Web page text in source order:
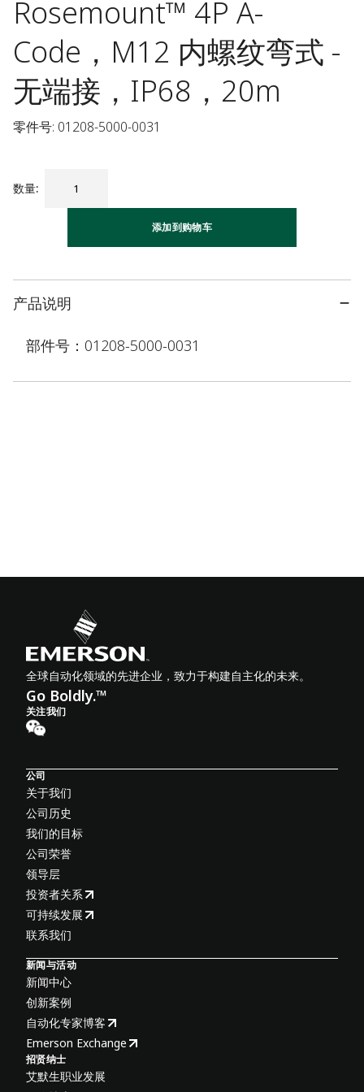
Rosemount™ 4P A-
Code，M12 内螺纹弯式 -
无端接，IP68，20m
零件号: 01208-5000-0031
数量:
添加到购物车
产品说明
部件号：01208-5000-0031
全球自动化领域的先进企业，致力于构建自主化的未来。
Go Boldly.™
关注我们
公司
关于我们
公司历史
我们的目标
公司荣誉
领导层
投资者关系
可持续发展
联系我们
新闻与活动
新闻中心
创新案例
自动化专家博客
Emerson Exchange
招贤纳士
艾默生职业发展